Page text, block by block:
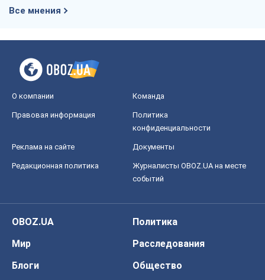
Все мнения
О компании Команда
Правовая информация
Политика
конфиденциальности
Реклама на сайте Документы
Редакционная политика
Журналисты OBOZ.UA на месте
событий
OBOZ.UA
Политика
Мир
Расследования
Блоги
Общество